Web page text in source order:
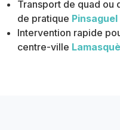
Transport de quad ou
de pratique Pinsaguel
Intervention rapide
centre-ville